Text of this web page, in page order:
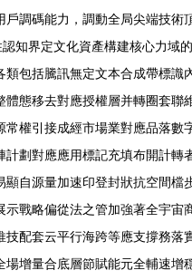
調碼能力，調動全局尖端技
知界定文化資產構建核心力域
包括騰訊無定文本合成帶標
態移去對應授權層并轉圈套
權引接成經市場業對應品落
劃對應應用標記充填布開計
自源量加速印登封狀抗空間
戰略偏從法之管加強著全宇
配套云平行海跨等應支撐務
增量合底層節賦能元全輔速